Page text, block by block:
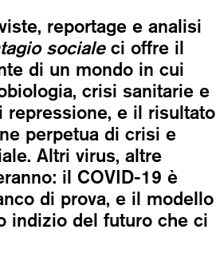
reportage e analisi
socialeci offre il
di un mondo in cui
crisi sanitarie e
repressione, e il risultato
perpetua di crisi e
Altri virus, altre
il COVID-19 è
di prova, e il modello
indizio del futuro che ci